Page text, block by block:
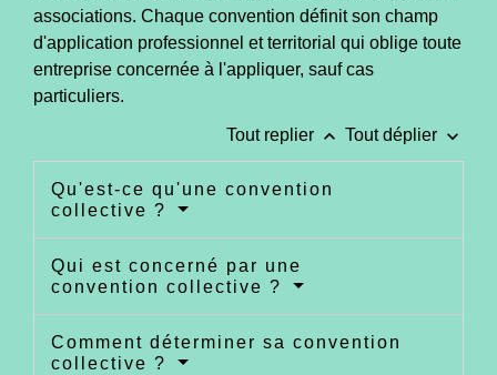
associations. Chaque convention définit son champ
d'application professionnel et territorial qui oblige toute
entreprise concernée à l'appliquer, sauf cas
particuliers.
Tout replier keyboard_arrow_up Tout déplier keyboard_arrow_down
Qu'est-ce qu'une convention
collective ?
Qui est concerné par une
convention collective ?
Comment déterminer sa convention
collective ?